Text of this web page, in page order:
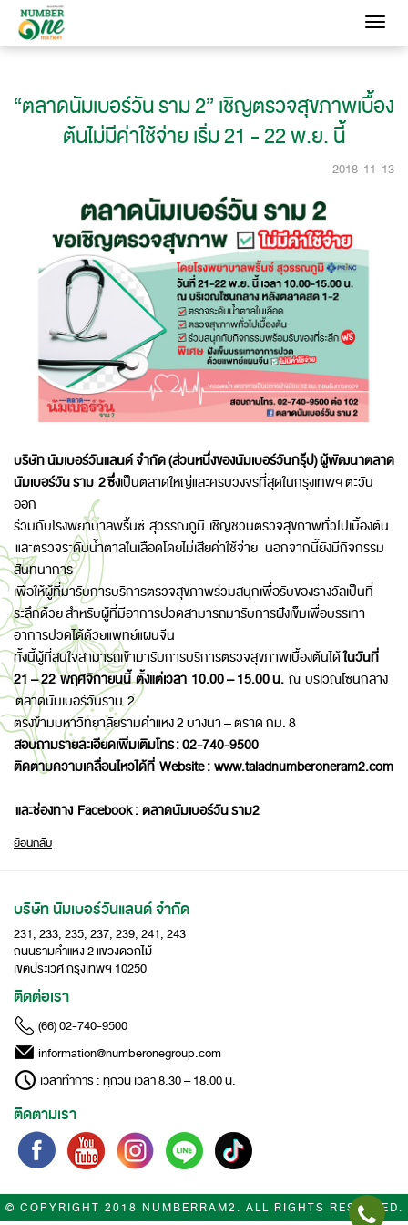
Toggle
“ตลาดนัมเบอร์วัน ราม 2” เชิญตรวจสุขภาพเบื้อง
ต้นไม่มีค่าใช้จ่าย เริ่ม 21 - 22 พ.ย. นี้
2018-11-13
บริษัท นัมเบอร์วันแลนด์ จำกัด (ส่วนหนึ่งของนัมเบอร์วันกรุ๊ป)ผู้พัฒนาตลาด
นัมเบอร์วัน ราม 2ซึ่งเป็นตลาดใหญ่และครบวงจรที่สุดในกรุงเทพฯ ตะวัน
ออก
ร่วมกับโรงพยาบาลพริ้นซ์ สุวรรณภูมิ เชิญชวนตรวจสุขภาพทั่วไปเบื้องต้น
และตรวจระดับน้ำตาลในเลือดโดยไม่เสียค่าใช้จ่าย นอกจากนี้ยังมีกิจกรรม
สันทนาการ
เพื่อให้ผู้ที่มารับการบริการตรวจสุขภาพร่วมสนุกเพื่อรับของรางวัลเป็นที่
ระลึกด้วย สำหรับผู้ที่มีอาการปวดสามารถมารับการฝังเข็มเพื่อบรรเทา
อาการปวดได้ด้วยแพทย์แผนจีน
ทั้งนี้ผู้ที่สนใจสามารถเข้ามารับการบริการตรวจสุขภาพเบื้องต้นได้ในวันที่
21 – 22 พฤศจิกายนนี้ ตั้งแต่เวลา 10.00 – 15.00 น. ณ บริเวณโซนกลาง
ตลาดนัมเบอร์วันราม 2
ตรงข้ามมหาวิทยาลัยรามคำแหง 2 บางนา – ตราด กม. 8
สอบถามรายละเอียดเพิ่มเติมโทร: 02-740-9500
ติดตามความเคลื่อนไหวได้ที่ Website :www.taladnumberoneram2.com
และช่องทาง Facebook :ตลาดนัมเบอร์วัน ราม2
ย้อนกลับ
บริษัท นัมเบอร์วันแลนด์ จำกัด
231, 233, 235, 237, 239, 241, 243
ถนนรามคำแหง 2 แขวงดอกไม้
เขตประเวศ กรุงเทพฯ 10250
ติดต่อเรา
(66) 02-740-9500
information@numberonegroup.com
เวลาทำการ : ทุกวัน เวลา 8.30 – 18.00 น.
ติดตามเรา
© COPYRIGHT 2018 NUMBERRAM2. ALL RIGHTS RESERVED.